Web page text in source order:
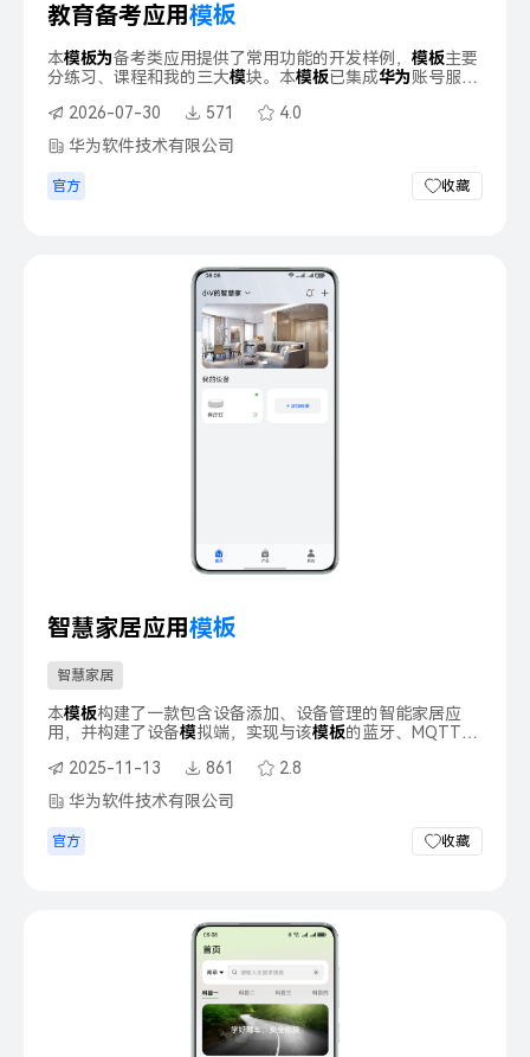
教育备考应用模板
本模板为备考类应用提供了常用功能的开发样例， 模板主要
分练习、课程和我的三大模块。本模板已集成华为账号服
功能。
2026-07-30 571
4.0
华为软件技术有限公司
官方 收藏
智慧家居应用模板
智慧家居
本模板构建了一款包含设备添加、设备管理的智能家居应
用，并构建了设备模拟端，实现与该模板的蓝牙、MQTT交
的三大模块。
2025-11-13 861
2.8
华为软件技术有限公司
官方 收藏